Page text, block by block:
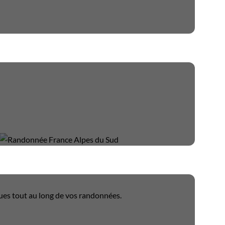
pour les débutants ou les
voyage saura satisfaire
tout au long de vos randonnées.